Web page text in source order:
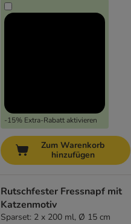
-15% Extra-Rabatt aktivieren
Zum Warenkorb
hinzufügen
Rutschfester Fressnapf mit
Katzenmotiv
Sparset: 2 x 200 ml, Ø 15 cm